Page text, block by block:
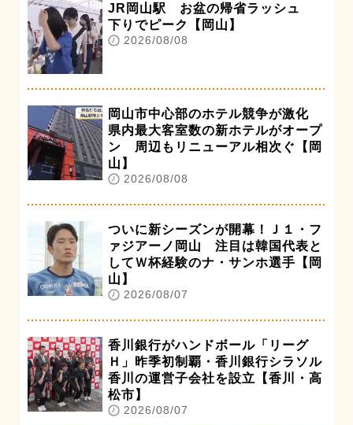
JR岡山駅 お盆の帰省ラッシュ
下りでピーク【岡山】
2026/08/08
岡山市中心部のホテル競争が激化
県内最大客室数の新ホテルがオープ
ン 周辺もリニューアル相次ぐ【岡
山】
2026/08/08
ついに新シーズンが開幕！Ｊ１・フ
ァジアーノ岡山 注目は韓国代表と
してＷ杯経験のナ・サンホ選手【岡
山】
2026/08/07
香川銀行がハンドボール「リーグ
Ｈ」昨季初制覇・香川銀行シラソル
香川の運営子会社を設立【香川・高
松市】
2026/08/07